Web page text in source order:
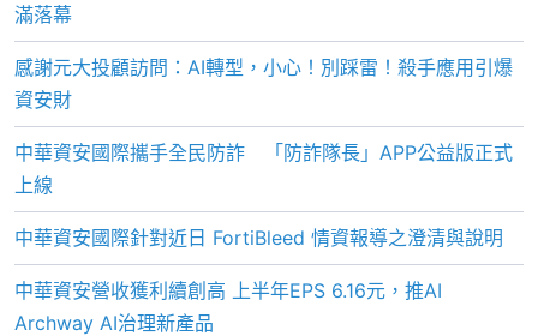
滿落幕
感謝元大投顧訪問：AI轉型，小心！別踩雷！殺手應用引爆
資安財
中華資安國際攜手全民防詐 「防詐隊長」APP公益版正式
上線
中華資安國際針對近日 FortiBleed 情資報導之澄清與說明
中華資安營收獲利續創高 上半年EPS 6.16元，推AI
Archway AI治理新產品